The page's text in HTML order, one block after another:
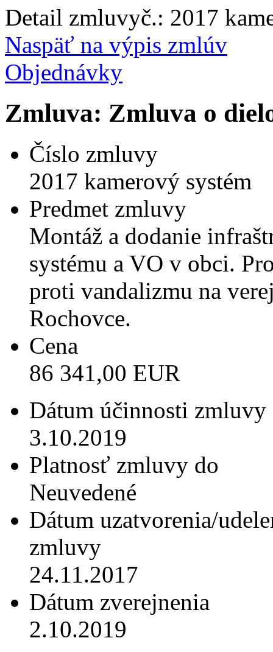
Detail zmluvyč.: 2017
Naspäť na výpis zmlúv
Objednávky
Zmluva: Zmluva o
Číslo zmluvy
2017 kamerový systém
Predmet zmluvy
Montáž a dodanie
systému a VO v obci.
proti vandalizmu na
Rochovce.
Cena
86 341,00 EUR
Dátum účinnosti zmluvy
3.10.2019
Platnosť zmluvy do
Neuvedené
Dátum uzatvorenia/
zmluvy
24.11.2017
Dátum zverejnenia
2.10.2019